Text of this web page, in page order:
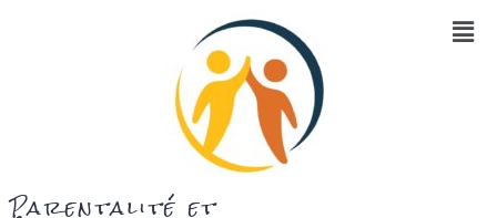
Parentalité et